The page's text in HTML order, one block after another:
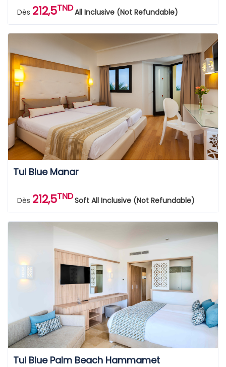
Dès 212,5TNDAll Inclusive (Not Refundable)
Tui Blue Manar
Dès 212,5TNDSoft All Inclusive (Not Refundable)
Tui Blue Palm Beach Hammamet